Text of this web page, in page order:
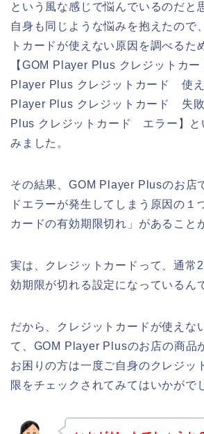
という風な感じで悩んでいるのだと
自身も同じような悩みを抱えたので
トカードが使えない原因を調べるた
【GOM Player Plus クレジットカー
Player Plus クレジットカード 使え
Player Plus クレジットカード 失
Plus クレジットカード エラー】と
みました。
その結果、GOM Player Plusのお店
ドエラーが発生してしまう原因の１
カードの有効期限切れ」があること
実は、クレジットカードって、通常
効期限が切れる設定になっているん
だから、クレジットカードが使えな
て、GOM Player Plusのお店の商品
お困りの方は一度ご自身のクレジッ
限をチェックされてみてはいかがで